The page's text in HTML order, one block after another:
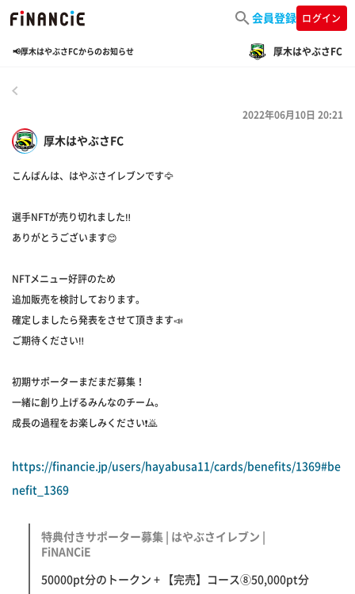
会員登録 ログイン
📢厚木はやぶさFCからのお知らせ 厚木はやぶさFC
厚木はやぶさFC
2022年06月10日 20:21
こんばんは、はやぶさイレブンです🦅
選手NFTが売り切れました‼️
ありがとうございます😊
NFTメニュー好評のため
追加販売を検討しております。
確定しましたら発表をさせて頂きます📣
ご期待ください‼️
初期サポーターまだまだ募集！
一緒に創り上げるみんなのチーム。
成長の過程をお楽しみください❗️🙇
https://financie.jp/users/hayabusa11/cards/benefits/1369#be
nefit_1369
特典付きサポーター募集 | はやぶさイレブン |
FiNANCiE
50000pt分のトークン + 【完売】コース⑧50,000pt分